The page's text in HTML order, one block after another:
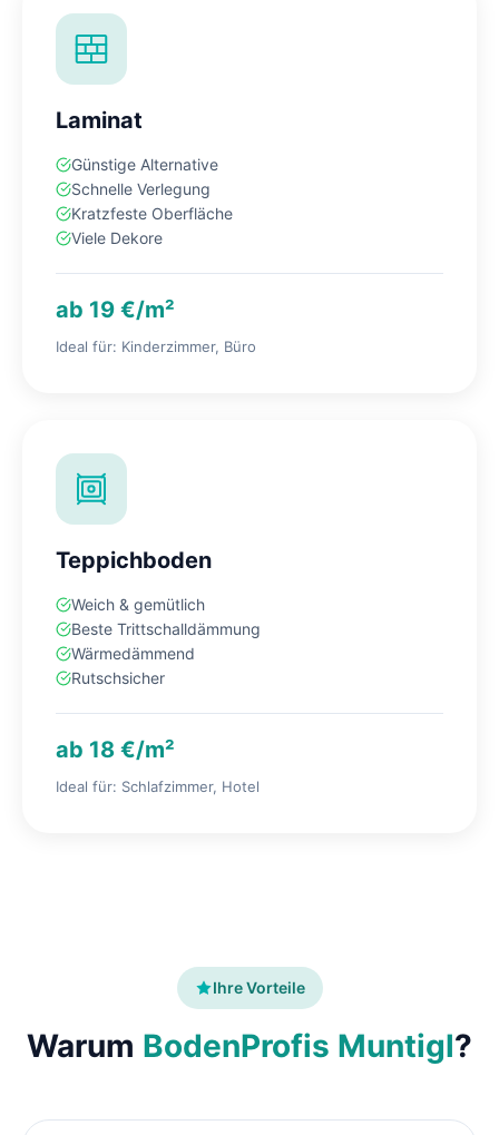
Laminat
Günstige Alternative
Schnelle Verlegung
Kratzfeste Oberfläche
Viele Dekore
ab 19 €/m²
Ideal für: Kinderzimmer, Büro
Teppichboden
Weich & gemütlich
Beste Trittschalldämmung
Wärmedämmend
Rutschsicher
ab 18 €/m²
Ideal für: Schlafzimmer, Hotel
Ihre Vorteile
Warum BodenProfis Muntigl?